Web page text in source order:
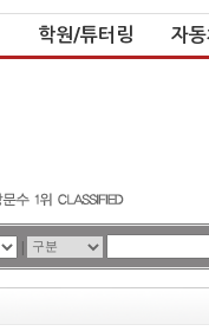
학원/튜터링 자
|